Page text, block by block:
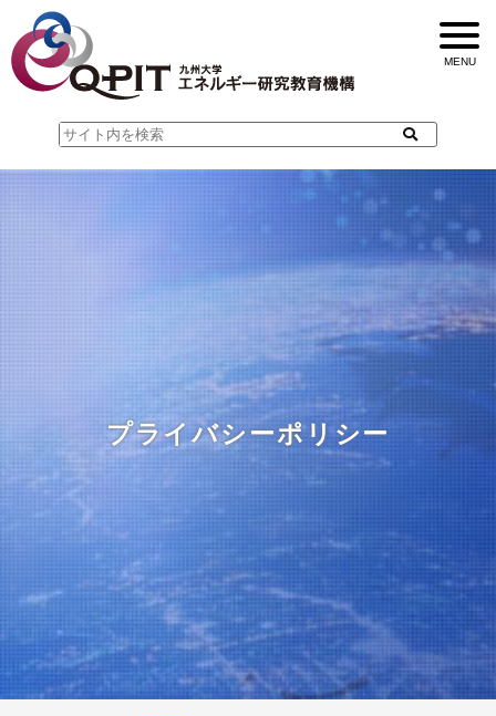
プライバシーポリシー